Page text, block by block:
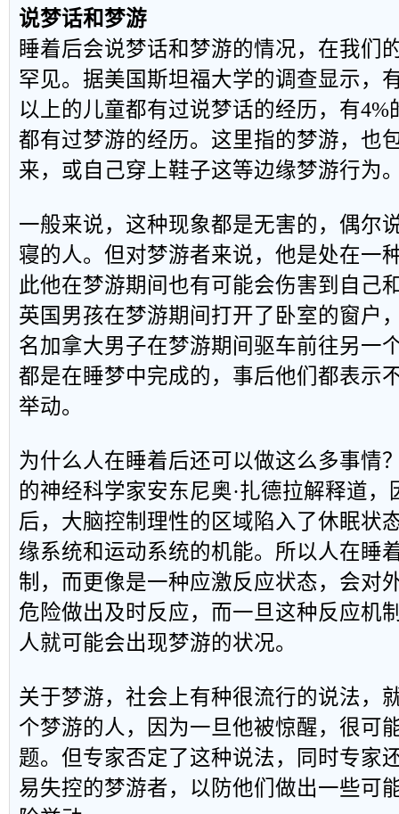
说梦话和梦游
睡着后会说梦话和梦游的情况，在我们
罕见。据美国斯坦福大学的调查显示，
以上的儿童都有过说梦话的经历，有4%
都有过梦游的经历。这里指的梦游，也
来，或自己穿上鞋子这等边缘梦游行为
一般来说，这种现象都是无害的，偶尔
寝的人。但对梦游者来说，他是处在一
此他在梦游期间也有可能会伤害到自己
英国男孩在梦游期间打开了卧室的窗户
名加拿大男子在梦游期间驱车前往另一
都是在睡梦中完成的，事后他们都表示
举动。
为什么人在睡着后还可以做这么多事情
的神经科学家安东尼奥·扎德拉解释道
后，大脑控制理性的区域陷入了休眠状
缘系统和运动系统的机能。所以人在睡
制，而更像是一种应激反应状态，会对
危险做出及时反应，而一旦这种反应机
人就可能会出现梦游的状况。
关于梦游，社会上有种很流行的说法，
个梦游的人，因为一旦他被惊醒，很可
题。但专家否定了这种说法，同时专家
易失控的梦游者，以防他们做出一些可